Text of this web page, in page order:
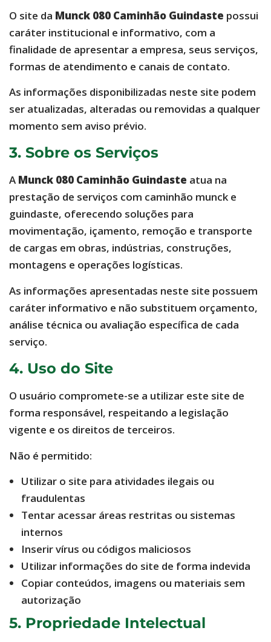
O site da Munck 080 Caminhão Guindaste possui
caráter institucional e informativo, com a
finalidade de apresentar a empresa, seus serviços,
formas de atendimento e canais de contato.
As informações disponibilizadas neste site podem
ser atualizadas, alteradas ou removidas a qualquer
momento sem aviso prévio.
3. Sobre os Serviços
A Munck 080 Caminhão Guindaste atua na
prestação de serviços com caminhão munck e
guindaste, oferecendo soluções para
movimentação, içamento, remoção e transporte
de cargas em obras, indústrias, construções,
montagens e operações logísticas.
As informações apresentadas neste site possuem
caráter informativo e não substituem orçamento,
análise técnica ou avaliação específica de cada
serviço.
4. Uso do Site
O usuário compromete-se a utilizar este site de
forma responsável, respeitando a legislação
vigente e os direitos de terceiros.
Não é permitido:
Utilizar o site para atividades ilegais ou
fraudulentas
Tentar acessar áreas restritas ou sistemas
internos
Inserir vírus ou códigos maliciosos
Utilizar informações do site de forma indevida
Copiar conteúdos, imagens ou materiais sem
autorização
5. Propriedade Intelectual